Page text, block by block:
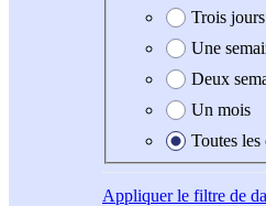
Trois jours
Une
Deux
Un mois
Toutes les
Appliquerle filtre de